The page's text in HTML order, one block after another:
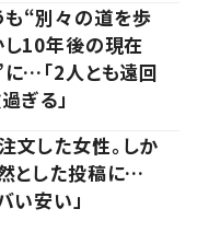
“別々の道を歩
し10年後の現在
…「2人とも遠回
ぎる」
文した女性。しか
とした投稿に…
い安い」